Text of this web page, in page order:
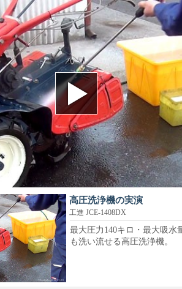
高圧洗浄機の実演
工進 JCE-1408DX
最大圧力140キロ・最大吸水
も洗い流せる高圧洗浄機。